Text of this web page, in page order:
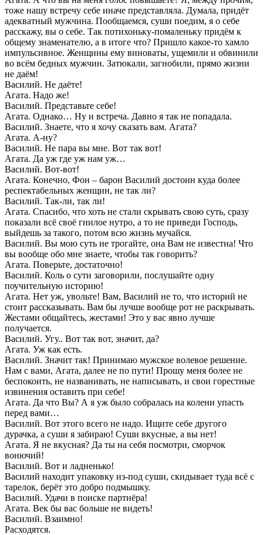
тоже нашу встречу себе иначе представляла. Думала, придёт
адекватный мужчина. Пообщаемся, суши поедим, я о себе
расскажу, вы о себе. Так потихоньку-помаленьку придём к
общему знаменателю, а в итоге что? Пришло какое-то хамло
импульсивное. Женщины ему виноваты, ущемили и обвинили
во всём бедных мужчин. Затюкали, загнобили, прямо жизни
не даём!
Василий. Не даёте!
Агата. Надо же!
Василий. Представьте себе!
Агата. Однако… Ну и встреча. Давно я так не попадала.
Василий. Знаете, что я хочу сказать вам. Агата?
Агата. А-ну?
Василий. Не пара вы мне. Вот так вот!
Агата. Да уж где уж нам уж…
Василий. Вот-вот!
Агата. Конечно, Фон – барон Василий достоин куда более
респектабельных женщин, не так ли?
Василий. Так-ли, так ли!
Агата. Спасибо, что хоть не стали скрывать свою суть, сразу
показали всё своё гнилое нутро, а то не приведи Господь,
выйдешь за такого, потом всю жизнь мучайся.
Василий. Вы мою суть не трогайте, она Вам не известна! Что
вы вообще обо мне знаете, чтобы так говорить?
Агата. Поверьте, достаточно!
Василий. Коль о сути заговорили, послушайте одну
поучительную историю!
Агата. Нет уж, увольте! Вам, Василий не то, что историй не
стоит рассказывать. Вам бы лучше вообще рот не раскрывать.
Жестами общайтесь, жестами! Это у вас явно лучше
получается.
Василий. Угу.. Вот так вот, значит, да?
Агата. Уж как есть.
Василий. Значит так! Принимаю мужское волевое решение.
Нам с вами, Агата, далее не по пути! Прошу меня более не
беспокоить, не названивать, не написывать, и свои горестные
извинения оставить при себе!
Агата. Да что Вы? А я уж было собралась на колени упасть
перед вами…
Василий. Вот этого всего не надо. Ищите себе другого
дурачка, а суши я забираю! Суши вкусные, а вы нет!
Агата. Я не вкусная? Да ты на себя посмотри, сморчок
вонючий!
Василий. Вот и ладненько!
Василий находит упаковку из-под суши, скидывает туда всё с
тарелок, берёт это добро подмышку.
Василий. Удачи в поиске партнёра!
Агата. Век бы вас больше не видеть!
Василий. Взаимно!
Расходятся.